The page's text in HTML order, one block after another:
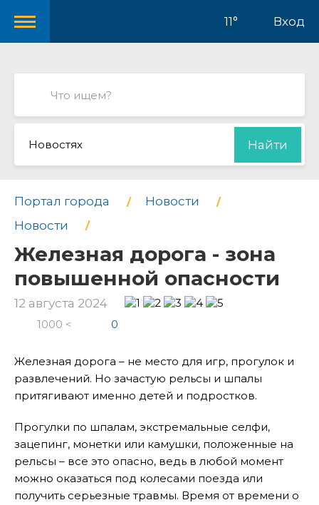
11° Вход
Новостях Найти
Портал города
Новости
Новости
Железная дорога - зона
повышенной опасности
12 августа 2024
1000 < 0
Железная дорога – не место для игр, прогулок и
развлечений. Но зачастую рельсы и шпалы
притягивают именно детей и подростков.
Прогулки по шпалам, экстремальные селфи,
зацепинг, монетки или камушки, положенные на
рельсы – все это опасно, ведь в любой момент
можно оказаться под колесами поезда или
получить серьезные травмы. Время от времени о